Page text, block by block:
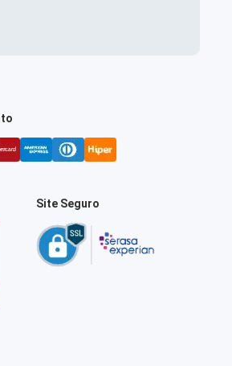
Site Seguro